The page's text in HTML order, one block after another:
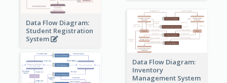
Data Flow Diagram:
Student Registration
System
Data Flow Diagram:
Inventory
Management System